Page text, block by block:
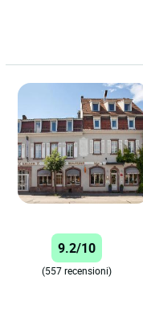
9.2/10
(557 recensioni)